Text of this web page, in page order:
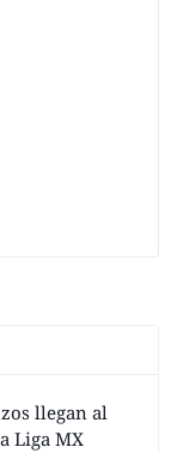
llegan al
Liga MX